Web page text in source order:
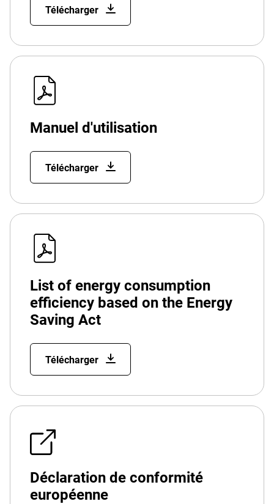
Télécharger
Manuel d'utilisation
Télécharger
List of energy consumption
efficiency based on the Energy
Saving Act
Télécharger
Déclaration de conformité
européenne